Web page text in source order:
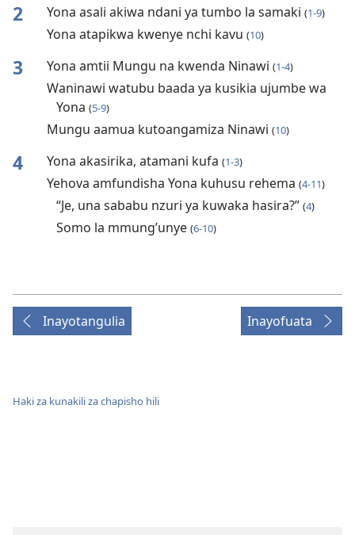
2 Yona asali akiwa ndani ya tumbo la samaki (1-9)
Yona atapikwa kwenye nchi kavu (10)
3 Yona amtii Mungu na kwenda Ninawi (1-4)
Waninawi watubu baada ya kusikia ujumbe wa
Yona (5-9)
Mungu aamua kutoangamiza Ninawi (10)
4 Yona akasirika, atamani kufa (1-3)
Yehova amfundisha Yona kuhusu rehema (4-11)
“Je, una sababu nzuri ya kuwaka hasira?” (4)
Somo la mmung’unye (6-10)
Inayotangulia Inayofuata
Haki za kunakili za chapisho hili